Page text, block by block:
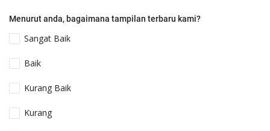
Menurut anda, bagaimana tampilan terbaru kami?
Sangat Baik
Baik
Kurang Baik
Kurang